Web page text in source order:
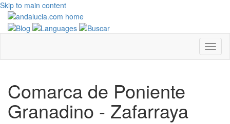
Skip to main content
Comarca de Poniente
Granadino - Zafarraya